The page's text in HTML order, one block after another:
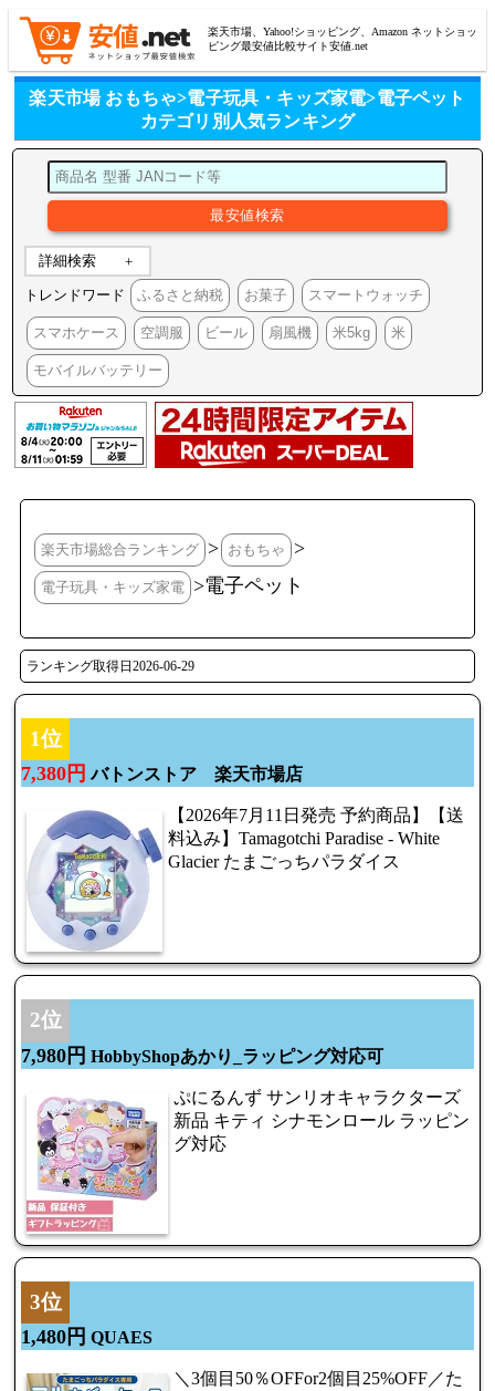
楽天市場、Yahoo!ショッピング、Amazon ネットショッ
ピング最安値比較サイト安値.net
楽天市場 おもちゃ>電子玩具・キッズ家電>電子ペット
カテゴリ別人気ランキング
詳細検索
トレンドワード ふるさと納税 お菓子 スマートウォッチ
スマホケース 空調服 ビール 扇風機 米5kg 米
モバイルバッテリー
楽天市場総合ランキング > おもちゃ >
電子玩具・キッズ家電 >電子ペット
ランキング取得日2026-06-29
1位
7,380円 バトンストア 楽天市場店
【2026年7月11日発売 予約商品】【送
料込み】Tamagotchi Paradise - White
Glacier たまごっちパラダイス
2位
7,980円 HobbyShopあかり_ラッピング対応可
ぷにるんず サンリオキャラクターズ
新品 キティ シナモンロール ラッピン
グ対応
3位
1,480円 QUAES
＼3個目50％OFFor2個目25%OFF／た